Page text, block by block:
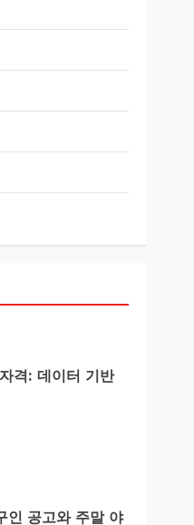
격: 데이터 기반
인 공고와 주말 야